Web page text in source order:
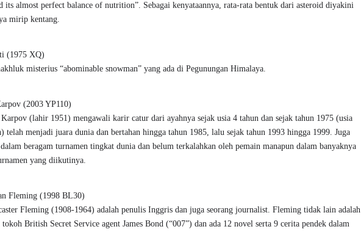
its almost perfect balance of nutrition”. Sebagai kenyataannya, rata-rata bentuk dari asteroid diyakini
mirip kentang.
(1975 XQ)
misterius “abominable snowman” yang ada di Pegunungan Himalaya.
(2003 YP110)
(lahir 1951) mengawali karir catur dari ayahnya sejak usia 4 tahun dan sejak tahun 1975 (usia
telah menjadi juara dunia dan bertahan hingga tahun 1985, lalu sejak tahun 1993 hingga 1999. Juga
beragam turnamen tingkat dunia dan belum terkalahkan oleh pemain manapun dalam banyaknya
yang diikutinya.
Fleming (1998 BL30)
Fleming (1908-1964) adalah penulis Inggris dan juga seorang journalist. Fleming tidak lain adalah
tokoh British Secret Service agent James Bond (“007”) dan ada 12 novel serta 9 cerita pendek dalam